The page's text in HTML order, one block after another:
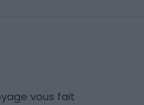
vous fait